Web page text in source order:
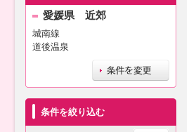
愛媛県 近郊
城南線
道後温泉
条件を絞り込む